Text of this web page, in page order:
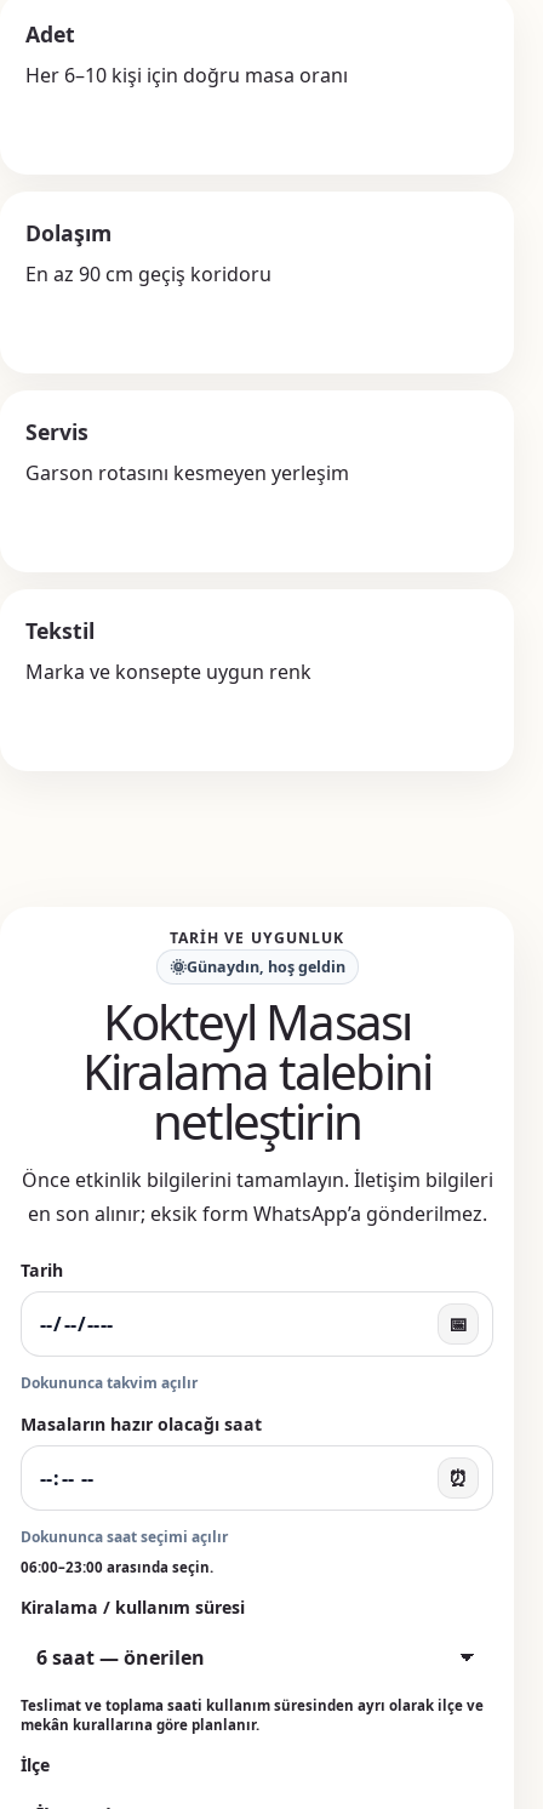
Adet
Her 6–10 kişi için doğru masa oranı
Dolaşım
En az 90 cm geçiş koridoru
Servis
Garson rotasını kesmeyen yerleşim
Tekstil
Marka ve konsepte uygun renk
TARIH VE UYGUNLUK
🌞Günaydın, hoş geldin
Kokteyl Masası
Kiralama talebini
netleştirin
Önce etkinlik bilgilerini tamamlayın. İletişim bilgileri
en son alınır; eksik form WhatsApp’a gönderilmez.
Tarih
📅
Dokununca takvim açılır
Masaların hazır olacağı saat
⏰
Dokununca saat seçimi açılır
06:00–23:00 arasında seçin.
Kiralama / kullanım süresi
Teslimat ve toplama saati kullanım süresinden ayrı olarak ilçe ve
mekân kurallarına göre planlanır.
İlçe